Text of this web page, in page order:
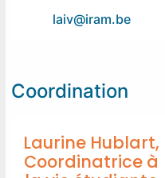
laiv@iram.be
Coordination
Laurine Hublart,
Coordinatrice à